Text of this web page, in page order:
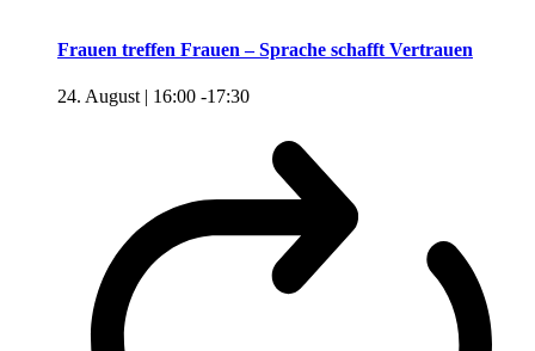
Frauen treffen Frauen – Sprache schafft Vertrauen
24. August | 16:00 -17:30